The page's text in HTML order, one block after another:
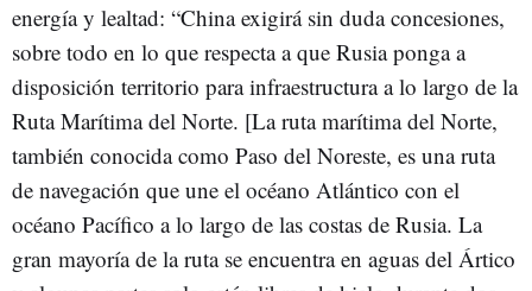
energía y lealtad: “China exigirá sin duda concesiones,
sobre todo en lo que respecta a que Rusia ponga a
disposición territorio para infraestructura a lo largo de la
Ruta Marítima del Norte. [La ruta marítima del Norte,
también conocida como Paso del Noreste, es una ruta
de navegación que une el océano Atlántico con el
océano Pacífico a lo largo de las costas de Rusia. La
gran mayoría de la ruta se encuentra en aguas del Ártico